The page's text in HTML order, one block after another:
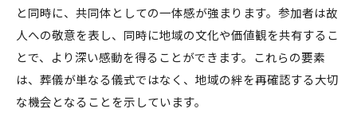
地域コミュニティの結びつきが生む意義
心に残る葬儀を支える人々の努力
葬儀に見る地域社会の温かさ
心温まる高岡市の葬儀地域の文化が息づく瞬間
と同時に、共同体としての一体感が強まります。参加者は故
人への敬意を表し、同時に地域の文化や価値観を共有するこ
とで、より深い感動を得ることができます。これらの要素
は、葬儀が単なる儀式ではなく、地域の絆を再確認する大切
な機会となることを示しています。